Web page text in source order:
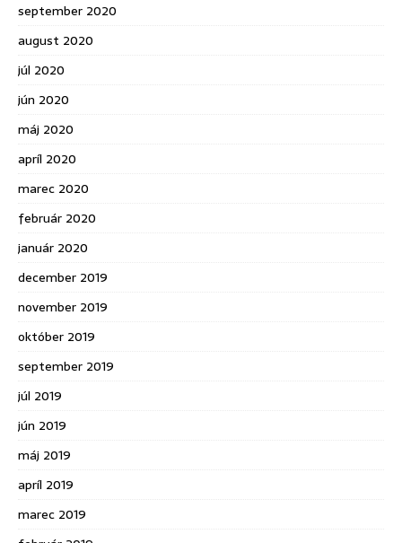
september 2020
august 2020
júl 2020
jún 2020
máj 2020
apríl 2020
marec 2020
február 2020
január 2020
december 2019
november 2019
október 2019
september 2019
júl 2019
jún 2019
máj 2019
apríl 2019
marec 2019